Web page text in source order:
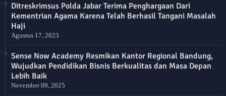
Ditreskrimsus Polda Jabar Terima Penghargaan Dari
Kementrian Agama Karena Telah Berhasil Tangani Masalah
Haji
Agustus 17, 2023
Sense Now Academy Resmikan Kantor Regional Bandung,
Wujudkan Pendidikan Bisnis Berkualitas dan Masa Depan
Lebih Baik
November 09, 2025